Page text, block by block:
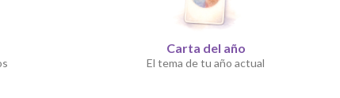
Carta del año
El tema de tu año actual